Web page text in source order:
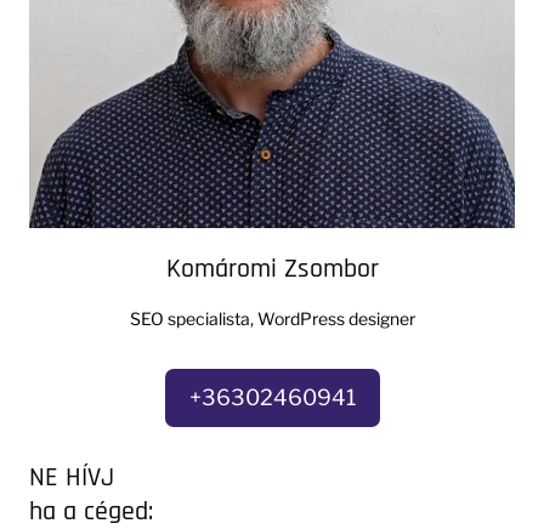
Komáromi Zsombor
SEO specialista, WordPress designer
+36302460941
NE HÍVJ
ha a céged: